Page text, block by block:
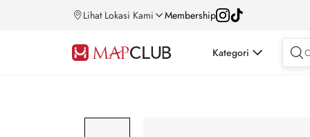
Lihat Lokasi Kami Membership
Kategori